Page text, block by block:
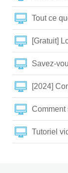
Tout ce
[Gratuit]
Savez-
Comment
Tutoriel